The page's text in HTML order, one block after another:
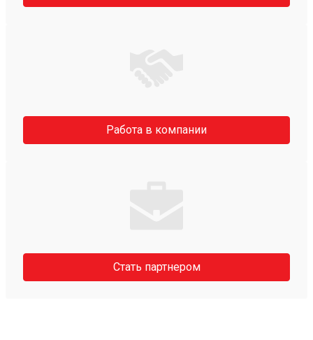
Работа в компании
Стать партнером